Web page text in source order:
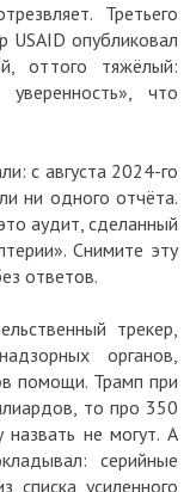
Третьего
USAID опубликовал
оттого тяжёлый:
что
с августа 2024-го
ни одного отчёта.
аудит, сделанный
Снимите эту
ответов.
трекер,
органов,
помощи. Трамп при
то про 350
не могут. А
серийные
усиленного